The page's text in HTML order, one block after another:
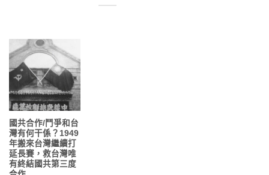
國共合作/鬥爭和台
灣有何干係？1949
年搬來台灣繼續打
延長賽，救台灣唯
有終結國共第三度